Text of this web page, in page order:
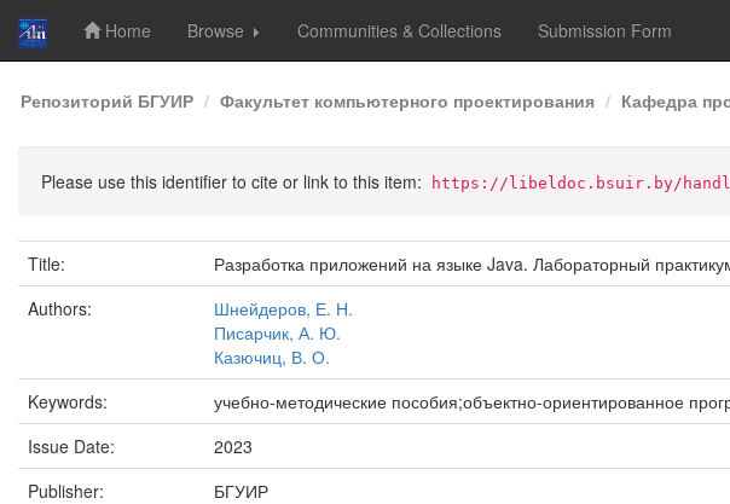
Skip
navigation
Home Browse Communities & Collections Submission Form
Репозиторий БГУИР Факультет компьютерного проектирования Кафедра
Please use this identifier to cite or link to this item: https://libeldoc.bsuir.by/
Title:
Разработка приложений на языке Java. Лабораторный
Authors:
Шнейдеров, Е. Н.
Писарчик, А. Ю.
Казючиц, В. О.
Keywords:
учебно-методические пособия;объектно-ориентированное
Issue Date:
2023
Publisher:
БГУИР